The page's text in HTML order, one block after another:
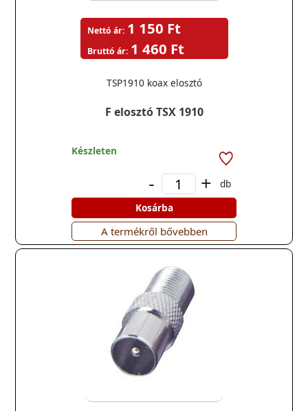
F elosztó TSX 1910
TSP1910 koax elosztó
Nettó ár: 1 150 Ft
Bruttó ár: 1 460 Ft
Készleten
- +
db
Kosárba
A termékről bővebben